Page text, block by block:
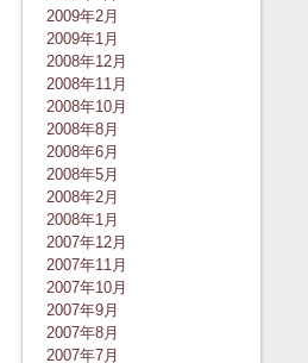
2009年2月
2009年1月
2008年12月
2008年11月
2008年10月
2008年8月
2008年6月
2008年5月
2008年2月
2008年1月
2007年12月
2007年11月
2007年10月
2007年9月
2007年8月
2007年7月